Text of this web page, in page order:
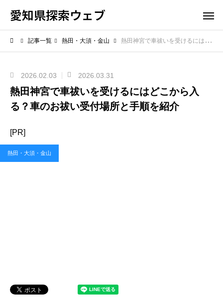
愛知県探索ウェブ
記事一覧 熱田・大須・金山 熱田神宮で車祓いを受けるにはどこから入る？車のお祓い受付場所と手順を紹介
2026.02.03 2026.03.31
熱田神宮で車祓いを受けるにはどこから入
る？車のお祓い受付場所と手順を紹介
[PR]
熱田・大須・金山